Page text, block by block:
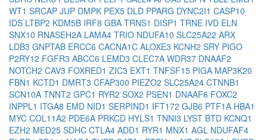
WT1 SRCAP JUP DMPK PEX5 DLD PPARG DYNC2I1 CASP10
IDS LTBP2 KDM5B IRF8 GBA TRNS1 DISP1 TRNE IVD ELN
SNX10 RNASEH2A LAMA4 TRIO NDUFA10 SLC25A22 ARX
LDB3 GNPTAB ERCC6 CACNA1C ALOXE3 KCNH2 SRY PIGO
P2RY12 FGFR3 ABCC6 LEMD3 CLEC7A WDR37 DNAAF2
NOTCH2 CAV3 FOXRED1 ZIC3 EXT1 TNFSF15 PIGA MAP3K20
FBN1 KCTD1 DMRT3 CFAP300 PIEZO2 SLC25A24 CTNNB1
SCN10A TNNT2 GPC1 RYR2 SOX2 PSEN1 DNAAF6 FOXC2
INPPL1 ITGA8 EMD NID1 SERPIND1 IFT172 GJB6 PTF1A HBA1
MYC COL11A2 PDE6A PRKCD HYLS1 TNNI3 LYST BTD KCNQ1
EZH2 MED25 SDHC CTLA4 ADD1 RYR1 MNX1 AGL NDUFAF4